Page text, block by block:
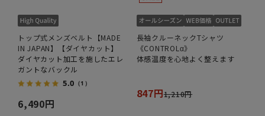
トップ式メンズベルト【MADE
IN JAPAN】【ダイヤカット】
ダイヤカット加工を施したエレ
ガントなバックル
5.0 （1）
6,490円
長袖クルーネックTシャツ
《CONTROLα》
体感温度を心地よく整えます
847円1,210円